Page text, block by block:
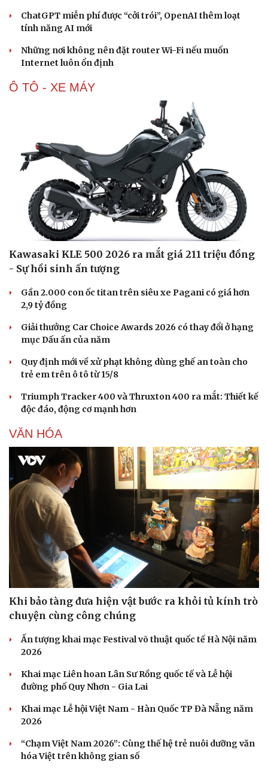
Văn hóa
Sân khấu - Điện ảnh
Văn học
Di sản
Sao Việt
ChatGPT miễn phí được “cởi trói”, OpenAI thêm loạt
tính năng AI mới
Những nơi không nên đặt router Wi-Fi nếu muốn
Internet luôn ổn định
Ô TÔ - XE MÁY
Kawasaki KLE 500 2026 ra mắt giá 211 triệu đồng
- Sự hồi sinh ấn tượng
Gần 2.000 con ốc titan trên siêu xe Pagani có giá hơn
2,9 tỷ đồng
Giải thưởng Car Choice Awards 2026 có thay đổi ở hạng
mục Dấu ấn của năm
Quy định mới về xử phạt không dùng ghế an toàn cho
trẻ em trên ô tô từ 15/8
Triumph Tracker 400 và Thruxton 400 ra mắt: Thiết kế
độc đáo, động cơ mạnh hơn
VĂN HÓA
Khi bảo tàng đưa hiện vật bước ra khỏi tủ kính trò
chuyện cùng công chúng
Ấn tượng khai mạc Festival võ thuật quốc tế Hà Nội năm
2026
Khai mạc Liên hoan Lân Sư Rồng quốc tế và Lễ hội
đường phố Quy Nhơn - Gia Lai
Khai mạc Lễ hội Việt Nam - Hàn Quốc TP Đà Nẵng năm
2026
“Chạm Việt Nam 2026”: Cùng thế hệ trẻ nuôi dưỡng văn
hóa Việt trên không gian số